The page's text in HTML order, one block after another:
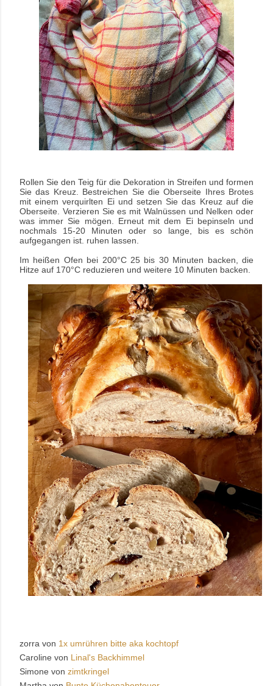
Rollen Sie den Teig für die Dekoration in Streifen und formen
Sie das Kreuz. Bestreichen Sie die Oberseite Ihres Brotes
mit einem verquirlten Ei und setzen Sie das Kreuz auf die
Oberseite. Verzieren Sie es mit Walnüssen und Nelken oder
was immer Sie mögen. Erneut mit dem Ei bepinseln und
nochmals 15-20 Minuten oder so lange, bis es schön
aufgegangen ist. ruhen lassen.
Im heißen Ofen bei 200°C 25 bis 30 Minuten backen, die
Hitze auf 170°C reduzieren und weitere 10 Minuten backen.
zorra von 1x umrühren bitte aka kochtopf
Caroline von Linal's Backhimmel
Simone von zimtkringel